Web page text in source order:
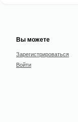
Вы можете
Зарегистрироваться
Войти